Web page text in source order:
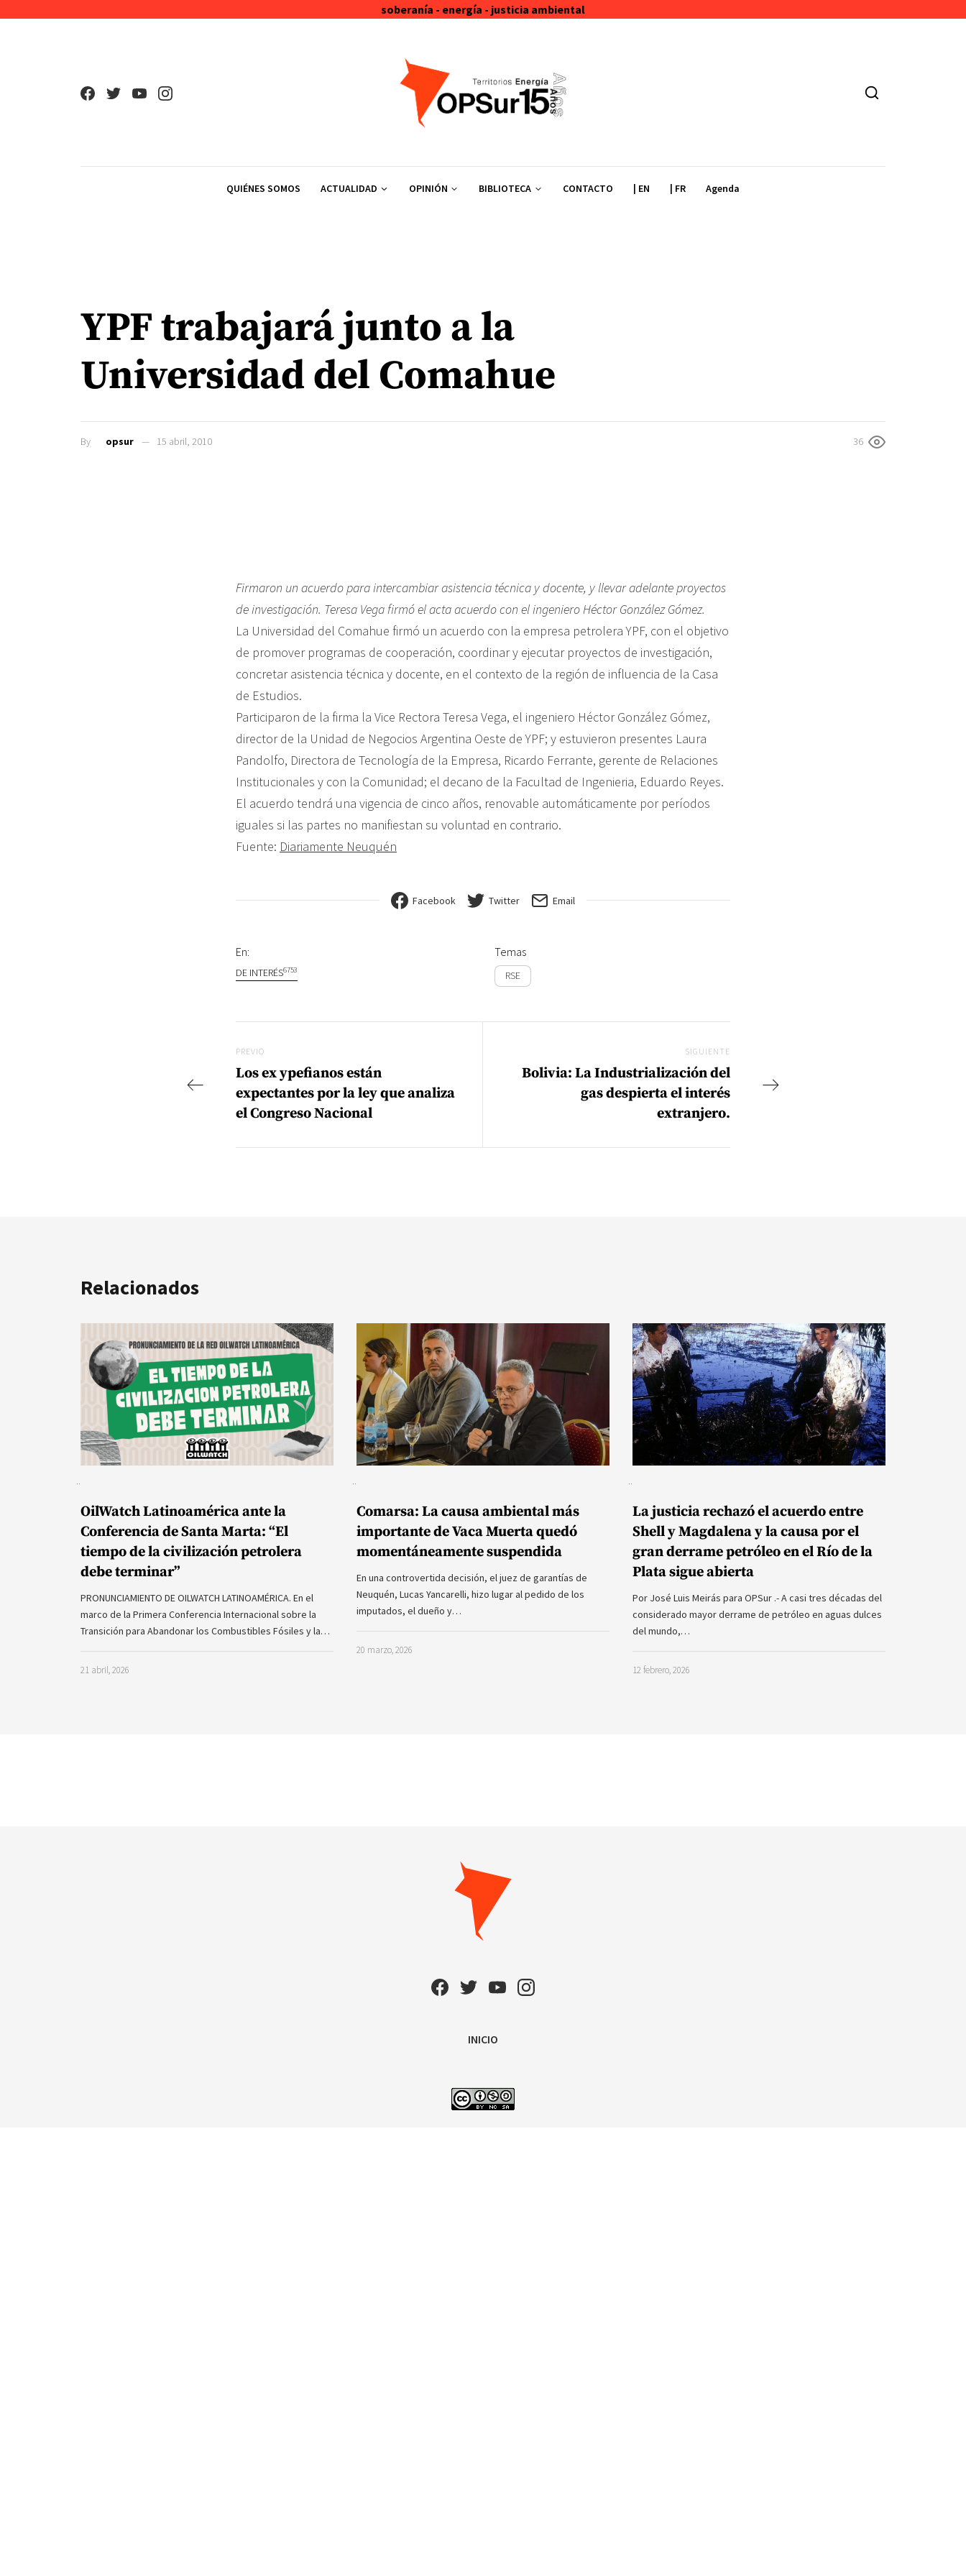
soberanía - energía - justicia ambiental
QUIÉNES SOMOS ACTUALIDAD OPINIÓN BIBLIOTECA CONTACTO | EN | FR Agenda
YPF trabajará junto a la
Universidad del Comahue
By opsur 15 abril, 2010 36
Firmaron un acuerdo para intercambiar asistencia técnica y docente, y llevar adelante proyectos
de investigación. Teresa Vega firmó el acta acuerdo con el ingeniero Héctor González Gómez.
La Universidad del Comahue firmó un acuerdo con la empresa petrolera YPF, con el objetivo
de promover programas de cooperación, coordinar y ejecutar proyectos de investigación,
concretar asistencia técnica y docente, en el contexto de la región de influencia de la Casa
de Estudios.
Participaron de la firma la Vice Rectora Teresa Vega, el ingeniero Héctor González Gómez,
director de la Unidad de Negocios Argentina Oeste de YPF; y estuvieron presentes Laura
Pandolfo, Directora de Tecnología de la Empresa, Ricardo Ferrante, gerente de Relaciones
Institucionales y con la Comunidad; el decano de la Facultad de Ingenieria, Eduardo Reyes.
El acuerdo tendrá una vigencia de cinco años, renovable automáticamente por períodos
iguales si las partes no manifiestan su voluntad en contrario.
Fuente: Diariamente Neuquén
Facebook Twitter Email
En:
DE INTERÉS6753
Temas
RSE
Previo
PREVIO
Los ex ypefianos están
expectantes por la ley que analiza
el Congreso Nacional
SIGUIENTE
Bolivia: La Industrialización del
gas despierta el interés
extranjero.
Relacionados
OilWatch Latinoamérica ante la
Conferencia de Santa Marta: “El
tiempo de la civilización petrolera
debe terminar”
PRONUNCIAMIENTO DE OILWATCH LATINOAMÉRICA. En el
marco de la Primera Conferencia Internacional sobre la
Transición para Abandonar los Combustibles Fósiles y la…
21 abril, 2026
Comarsa: La causa ambiental más
importante de Vaca Muerta quedó
momentáneamente suspendida
En una controvertida decisión, el juez de garantías de
Neuquén, Lucas Yancarelli, hizo lugar al pedido de los
imputados, el dueño y…
20 marzo, 2026
La justicia rechazó el acuerdo entre
Shell y Magdalena y la causa por el
gran derrame petróleo en el Río de la
Plata sigue abierta
Por José Luis Meirás para OPSur .- A casi tres décadas del
considerado mayor derrame de petróleo en aguas dulces
del mundo,…
12 febrero, 2026
INICIO